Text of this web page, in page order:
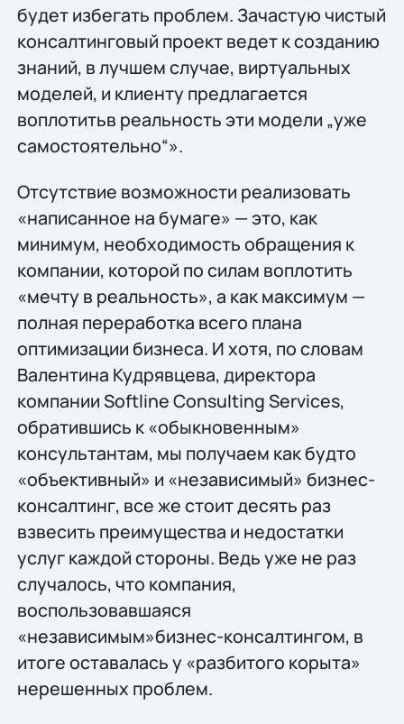
будет избегать проблем. Зачастую чистый
консалтинговый проект ведет к созданию
знаний, в лучшем случае, виртуальных
моделей, и клиенту предлагается
воплотитьв реальность эти модели „уже
самостоятельно“».
Отсутствие возможности реализовать
«написанное на бумаге» — это, как
минимум, необходимость обращения к
компании, которой по силам воплотить
«мечту в реальность», а как максимум —
полная переработка всего плана
оптимизации бизнеса. И хотя, по словам
Валентина Кудрявцева, директора
компании Softline Consulting Services,
обратившись к «обыкновенным»
консультантам, мы получаем как будто
«объективный» и «независимый» бизнес-
консалтинг, все же стоит десять раз
взвесить преимущества и недостатки
услуг каждой стороны. Ведь уже не раз
случалось, что компания,
воспользовавшаяся
«независимым»бизнес-консалтингом, в
итоге оставалась у «разбитого корыта»
нерешенных проблем.